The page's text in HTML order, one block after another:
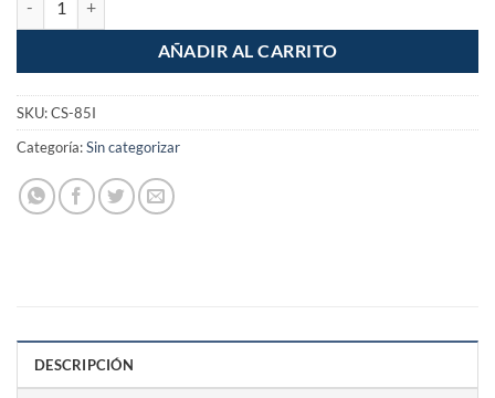
AÑADIR AL CARRITO
SKU:CS-85I
Categoría:Sin categorizar
DESCRIPCIÓN